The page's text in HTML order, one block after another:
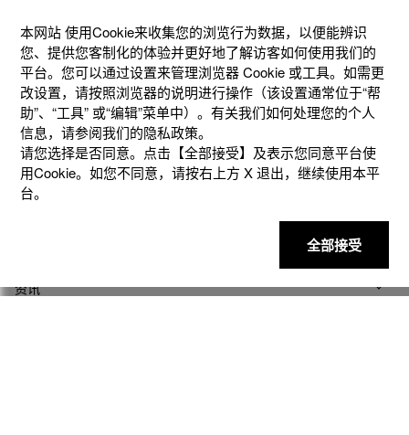
产品
资讯
本网站 使⽤Cookie来收集您的浏览⾏为数据，以便能辨识
您、提供您客制化的体验并更好地了解访客如何使⽤我们的
平台。您可以通过设置来管理浏览器 Cookie 或⼯具。如需更
改设置，请按照浏览器的说明进⾏操作（该设置通常位于“帮
助”、“⼯具” 或“编辑”菜单中）。有关我们如何处理您的个⼈
信息，请参阅我们的隐私政策。
请您选择是否同意。点击【全部接受】及表示您同意平台使
用Cookie。如您不同意，请按右上⽅ X 退出，继续使⽤本平
台。
全部接受